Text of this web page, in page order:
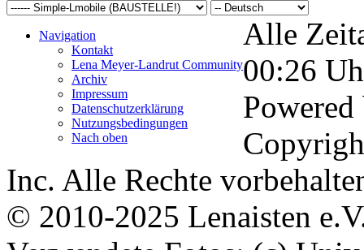
Navigation
Kontakt
Lena Meyer-Landrut Community
Archiv
Impressum
Datenschutzerklärung
Nutzungsbedingungen
Nach oben
Alle
00:26
Inc. Alle Rechte
© 2010-2025 Lenaisten